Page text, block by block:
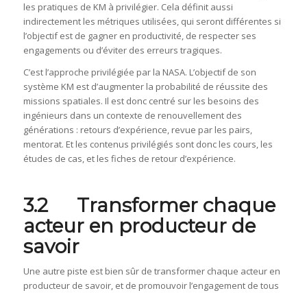
les pratiques de KM à privilégier. Cela définit aussi
indirectement les métriques utilisées, qui seront différentes si
l’objectif est de gagner en productivité, de respecter ses
engagements ou d’éviter des erreurs tragiques.
C’est l’approche privilégiée par la NASA. L’objectif de son
système KM est d’augmenter la probabilité de réussite des
missions spatiales. Il est donc centré sur les besoins des
ingénieurs dans un contexte de renouvellement des
générations : retours d’expérience, revue par les pairs,
mentorat. Et les contenus privilégiés sont donc les cours, les
études de cas, et les fiches de retour d’expérience.
3.2 Transformer chaque
acteur en producteur de
savoir
Une autre piste est bien sûr de transformer chaque acteur en
producteur de savoir, et de promouvoir l’engagement de tous